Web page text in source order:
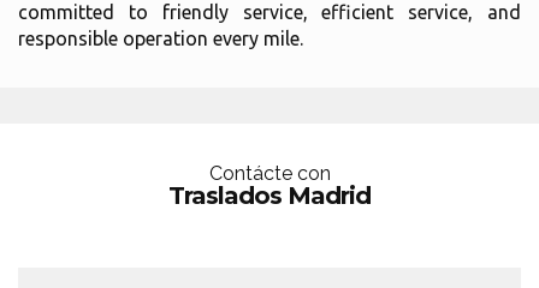
committed to friendly service, efficient service, and
responsible operation every mile.
Contácte con
Traslados Madrid